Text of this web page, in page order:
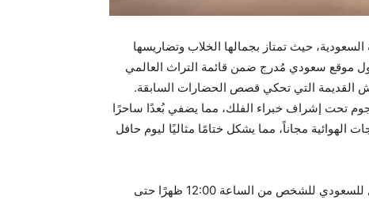
السعودية، حيث تمتاز بجمالها الخلاب وتضاريسها
موقع سعودي مُدرج ضمن قائمة التراث العالمي
القديمة التي تحكي قصص الحضارات السابقة.
تحت إشراف خبراء الفلك، مما يضفي بُعدًا ساحرًا
مجاناً، مما يشكل ختامًا مثاليًا ليوم حافل
تبدأ إحتفالات عيد الفطر مع برنش حصري بسعر 350++ ريال للسعودي للشخص من الساعة 12:00 ظهرًا حتى